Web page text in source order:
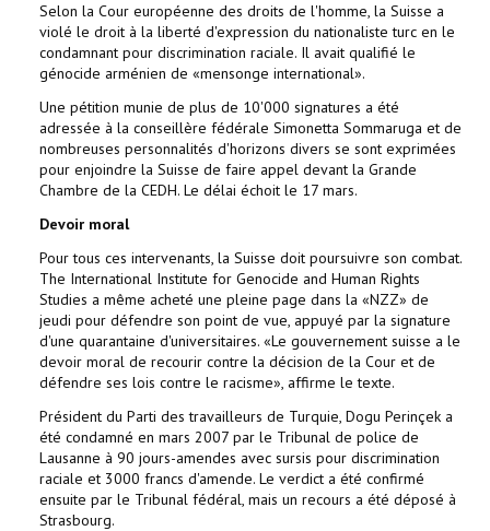
CONTACT
Selon la Cour européenne des droits de l'homme, la Suisse a
violé le droit à la liberté d'expression du nationaliste turc en le
condamnant pour discrimination raciale. Il avait qualifié le
génocide arménien de «mensonge international».
Une pétition munie de plus de 10'000 signatures a été
adressée à la conseillère fédérale Simonetta Sommaruga et de
nombreuses personnalités d'horizons divers se sont exprimées
pour enjoindre la Suisse de faire appel devant la Grande
Chambre de la CEDH. Le délai échoit le 17 mars.
Devoir moral
Pour tous ces intervenants, la Suisse doit poursuivre son combat.
The International Institute for Genocide and Human Rights
Studies a même acheté une pleine page dans la «NZZ» de
jeudi pour défendre son point de vue, appuyé par la signature
d'une quarantaine d'universitaires. «Le gouvernement suisse a le
devoir moral de recourir contre la décision de la Cour et de
défendre ses lois contre le racisme», affirme le texte.
Président du Parti des travailleurs de Turquie, Dogu Perinçek a
été condamné en mars 2007 par le Tribunal de police de
Lausanne à 90 jours-amendes avec sursis pour discrimination
raciale et 3000 francs d'amende. Le verdict a été confirmé
ensuite par le Tribunal fédéral, mais un recours a été déposé à
Strasbourg.